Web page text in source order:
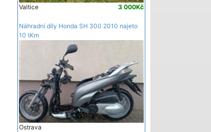
3 000Kč
Valtice
Náhradní díly Honda SH 300 2010 najeto
10 tKm
Ostrava